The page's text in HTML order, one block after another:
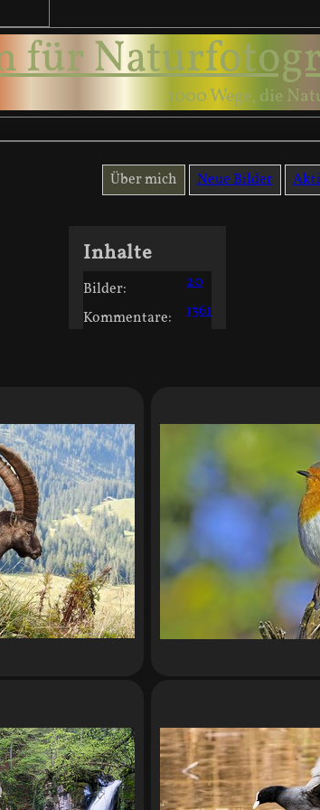
für
1000 Wege, die
Über mich Neue Bilder
Inhalte
Bilder:
20
Kommentare:
1361